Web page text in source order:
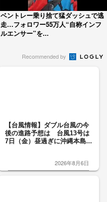
ベントレー乗り捨て猛ダッシュで逃
走…フォロワー55万人“自称インフ
ルエンサー”を...
Recommended by
【台風情報】ダブル台風の今
後の進路予想は 台風13号は
7日（金）昼過ぎに沖縄本島...
2026年8月6日